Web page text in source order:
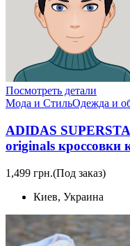
Посмотреть детали
Мода и СтильОдежда и
ADIDAS
originals
1,499 грн.(Под заказ)
Киев, Украина